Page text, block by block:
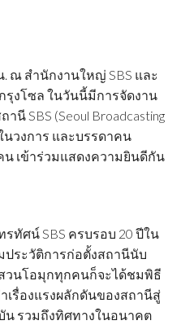
. ณ สำนักงานใหญ่ SBS และ
รุงโซล ในวันนี้มีการจัดงาน
นี SBS (Seoul Broadcasting
นวงการ และบรรดาคน
น เข้าร่วมแสดงความยินดีกัน
ทัศน์ SBS ครบรอบ 20 ปีใน
ประวัติการก่อตั้งสถานีนับ
วนโอมุกทุกคนก็จะได้ชมพิธี
เรื่องแรงผลักดันของสถานีสู่
น รวมถึงทิศทางในอนาคต